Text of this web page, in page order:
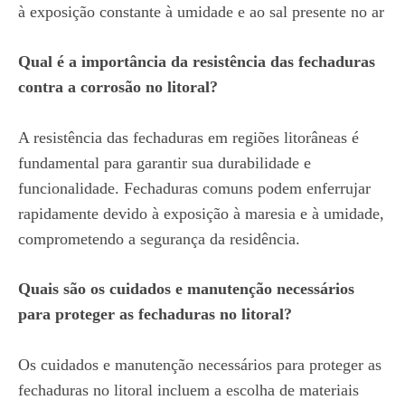
à exposição constante à umidade e ao sal presente no ar
Qual é a importância da resistência das fechaduras
contra a corrosão no litoral?
A resistência das fechaduras em regiões litorâneas é
fundamental para garantir sua durabilidade e
funcionalidade. Fechaduras comuns podem enferrujar
rapidamente devido à exposição à maresia e à umidade,
comprometendo a segurança da residência.
Quais são os cuidados e manutenção necessários
para proteger as fechaduras no litoral?
Os cuidados e manutenção necessários para proteger as
fechaduras no litoral incluem a escolha de materiais